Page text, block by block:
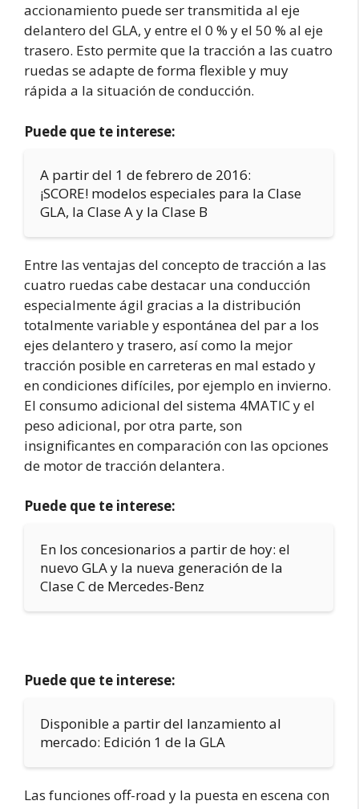
accionamiento puede ser transmitida al eje
delantero del GLA, y entre el 0 % y el 50 % al eje
trasero. Esto permite que la tracción a las cuatro
ruedas se adapte de forma flexible y muy
rápida a la situación de conducción.
Puede que te interese:
A partir del 1 de febrero de 2016:
¡SCORE! modelos especiales para la Clase
GLA, la Clase A y la Clase B
Entre las ventajas del concepto de tracción a las
cuatro ruedas cabe destacar una conducción
especialmente ágil gracias a la distribución
totalmente variable y espontánea del par a los
ejes delantero y trasero, así como la mejor
tracción posible en carreteras en mal estado y
en condiciones difíciles, por ejemplo en invierno.
El consumo adicional del sistema 4MATIC y el
peso adicional, por otra parte, son
insignificantes en comparación con las opciones
de motor de tracción delantera.
Puede que te interese:
En los concesionarios a partir de hoy: el
nuevo GLA y la nueva generación de la
Clase C de Mercedes-Benz
Puede que te interese:
Disponible a partir del lanzamiento al
mercado: Edición 1 de la GLA
Las funciones off-road y la puesta en escena con